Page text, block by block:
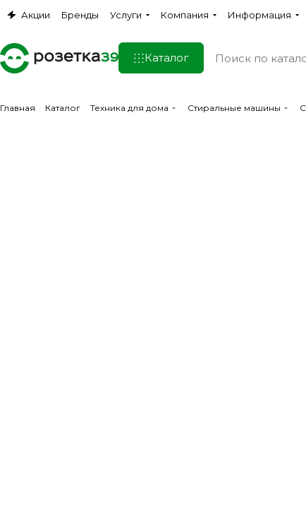
Акции Бренды Услуги Компания Информация
Каталог
Главная Каталог Техника для дома Стиральные машины